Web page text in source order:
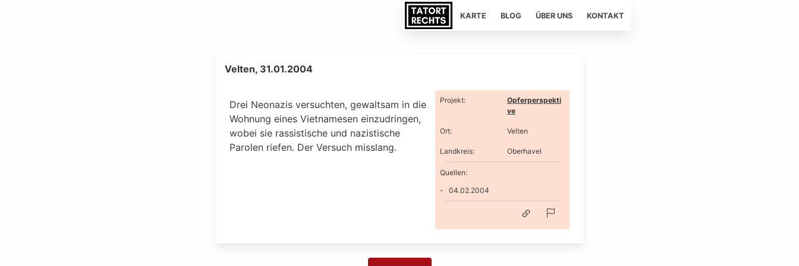
KARTE BLOG ÜBER UNS KONTAKT
Velten, 31.01.2004
Drei Neonazis versuchten, gewaltsam in die
Wohnung eines Vietnamesen einzudringen,
wobei sie rassistische und nazistische
Parolen riefen. Der Versuch misslang.
Projekt:
Opferperspekti
ve
Ort: Velten
Landkreis: Oberhavel
Quellen:
04.02.2004